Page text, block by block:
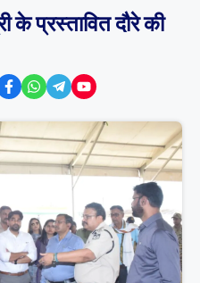
के प्रस्तावित दौरे की